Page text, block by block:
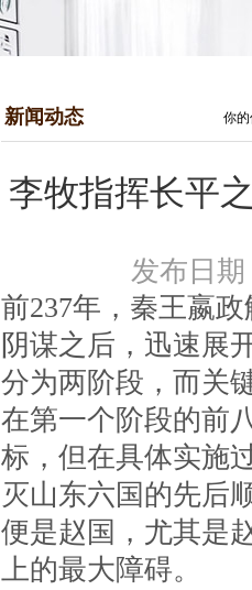
新闻动态 你
李牧指挥长平
发布日
前237年，秦王嬴
阴谋之后，迅速展
分为两阶段，而关
在第一个阶段的前
标，但在具体实施
灭山东六国的先后
便是赵国，尤其是
上的最大障碍。